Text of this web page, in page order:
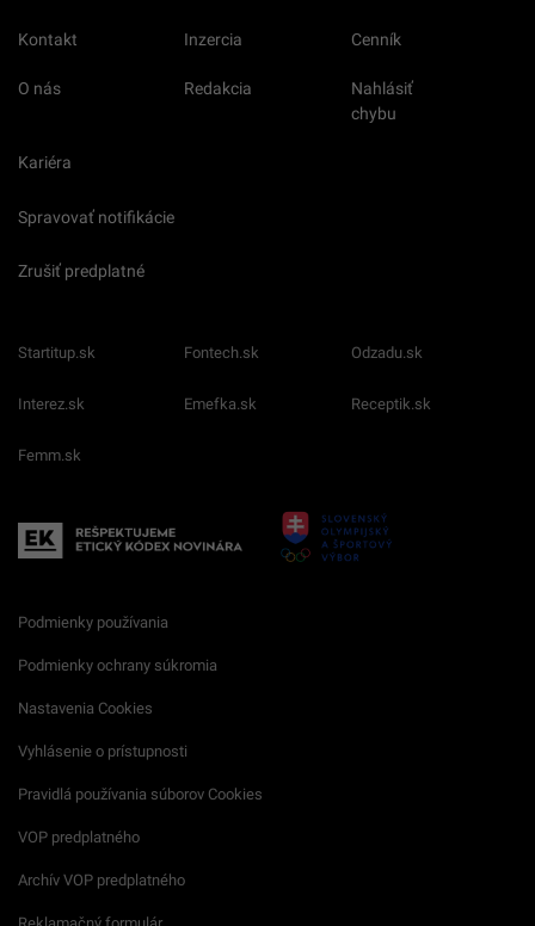
Kontakt Inzercia Cenník
O nás Redakcia
Nahlásiť
chybu
Kariéra
Spravovať notifikácie
Zrušiť predplatné
Startitup.sk Fontech.sk Odzadu.sk
Interez.sk Emefka.sk Receptik.sk
Femm.sk
Podmienky používania
Podmienky ochrany súkromia
Nastavenia Cookies
Vyhlásenie o prístupnosti
Pravidlá používania súborov Cookies
VOP predplatného
Archív VOP predplatného